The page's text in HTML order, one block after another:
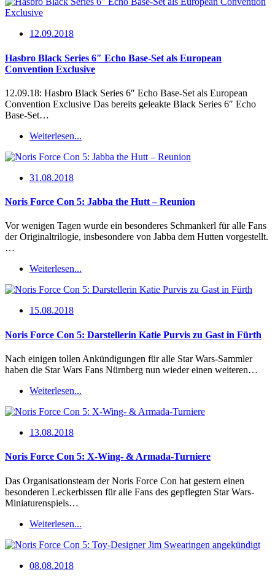
12.09.2018
Hasbro Black Series 6″ Echo Base-Set als European
Convention Exclusive
12.09.18: Hasbro Black Series 6″ Echo Base-Set als European
Convention Exclusive Das bereits geleakte Black Series 6″ Echo
Base-Set…
Weiterlesen...
31.08.2018
Noris Force Con 5: Jabba the Hutt – Reunion
Vor wenigen Tagen wurde ein besonderes Schmankerl für alle Fans
der Originaltrilogie, insbesondere von Jabba dem Hutten vorgestellt.
…
Weiterlesen...
15.08.2018
Noris Force Con 5: Darstellerin Katie Purvis zu Gast in Fürth
Nach einigen tollen Ankündigungen für alle Star Wars-Sammler
haben die Star Wars Fans Nürnberg nun wieder einen weiteren…
Weiterlesen...
13.08.2018
Noris Force Con 5: X-Wing- & Armada-Turniere
Das Organisationsteam der Noris Force Con hat gestern einen
besonderen Leckerbissen für alle Fans des gepflegten Star Wars-
Miniaturenspiels…
Weiterlesen...
08.08.2018